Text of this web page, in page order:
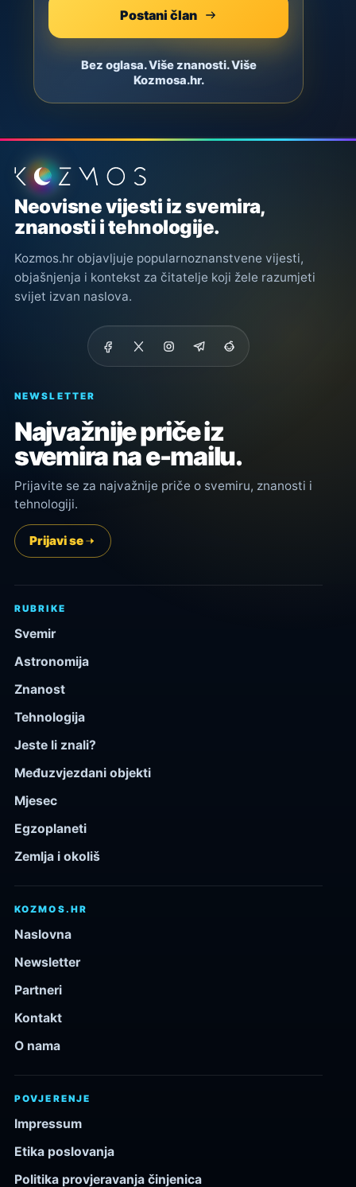
Postani član
Bez oglasa. Više znanosti. Više
Kozmosa.hr.
Podnožje stranice
Neovisne vijesti iz svemira,
znanosti i tehnologije.
Kozmos.hr objavljuje popularnoznanstvene vijesti,
objašnjenja i kontekst za čitatelje koji žele razumjeti
svijet izvan naslova.
NEWSLETTER
Najvažnije priče iz
svemira na e-mailu.
Prijavite se za najvažnije priče o svemiru, znanosti i
tehnologiji.
Prijavi se
RUBRIKE
Svemir
Astronomija
Znanost
Tehnologija
Jeste li znali?
Međuzvjezdani objekti
Mjesec
Egzoplaneti
Zemlja i okoliš
KOZMOS.HR
Naslovna
Newsletter
Partneri
Kontakt
O nama
POVJERENJE
Impressum
Etika poslovanja
Politika provjeravanja činjenica